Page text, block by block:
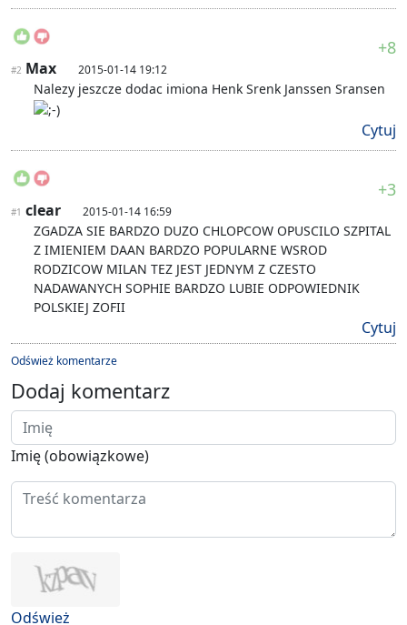
+8
#2 Max 2015-01-14 19:12
Nalezy jeszcze dodac imiona Henk Srenk Janssen Sransen
Cytuj
+3
#1 clear 2015-01-14 16:59
ZGADZA SIE BARDZO DUZO CHLOPCOW OPUSCILO SZPITAL
Z IMIENIEM DAAN BARDZO POPULARNE WSROD
RODZICOW MILAN TEZ JEST JEDNYM Z CZESTO
NADAWANYCH SOPHIE BARDZO LUBIE ODPOWIEDNIK
POLSKIEJ ZOFII
Cytuj
Odśwież komentarze
Dodaj komentarz
Imię (obowiązkowe)
Odśwież